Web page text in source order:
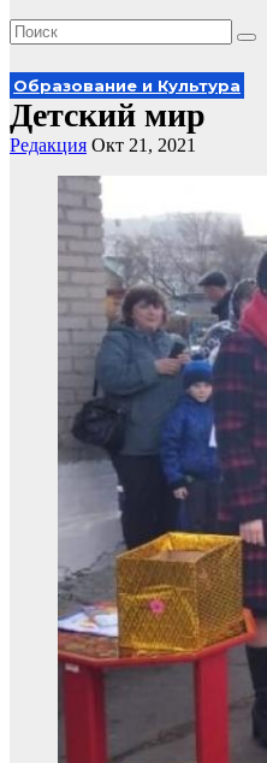
Образование и Культура
Детский мир
Редакция Окт 21, 2021